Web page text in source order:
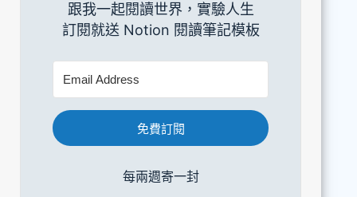
跟我一起閱讀世界，實驗人生
訂閱就送 Notion 閱讀筆記模板
免費訂閱
每兩週寄一封